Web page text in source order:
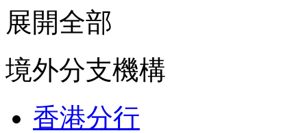
展開全部
境外分支機構
香港分行